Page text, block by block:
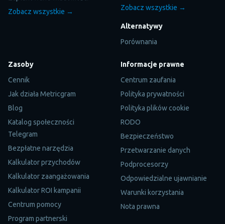
Zobacz wszystkie →
Zobacz wszystkie →
Alternatywy
Porównania
Zasoby
Cennik
Jak działa Metricgram
Blog
Katalog społeczności
Telegram
Bezpłatne narzędzia
Kalkulator przychodów
Kalkulator zaangażowania
Kalkulator ROI kampanii
Centrum pomocy
Program partnerski
Informacje prawne
Centrum zaufania
Polityka prywatności
Polityka plików cookie
RODO
Bezpieczeństwo
Przetwarzanie danych
Podprocesorzy
Odpowiedzialne ujawnianie
Warunki korzystania
Nota prawna